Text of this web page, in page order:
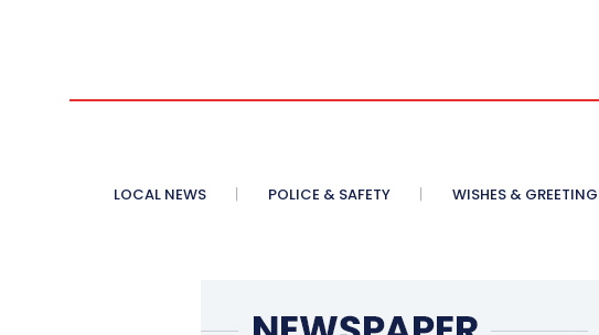
LOCAL NEWS POLICE & SAFETY WISHES &